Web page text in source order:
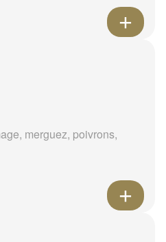
merguez, poivrons,